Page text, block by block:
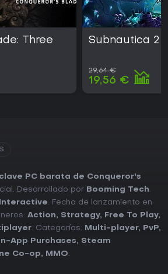
Three
Subnautica 2
29,64 €
19,56 €
clave PC barata de Conqueror's
Desarrollado por Booming Tech.
. Fecha de lanzamiento en
Action, Strategy, Free To Play,
. Categorías: Multi-player, PvP,
In-App Purchases, Steam
Co-op, MMO.